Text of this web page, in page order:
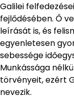
Galilei
fejlődésében. Ő
leírását is, és
egyenletesen
sebessége
Munkássága
törvényeit, ezért
nevezik.